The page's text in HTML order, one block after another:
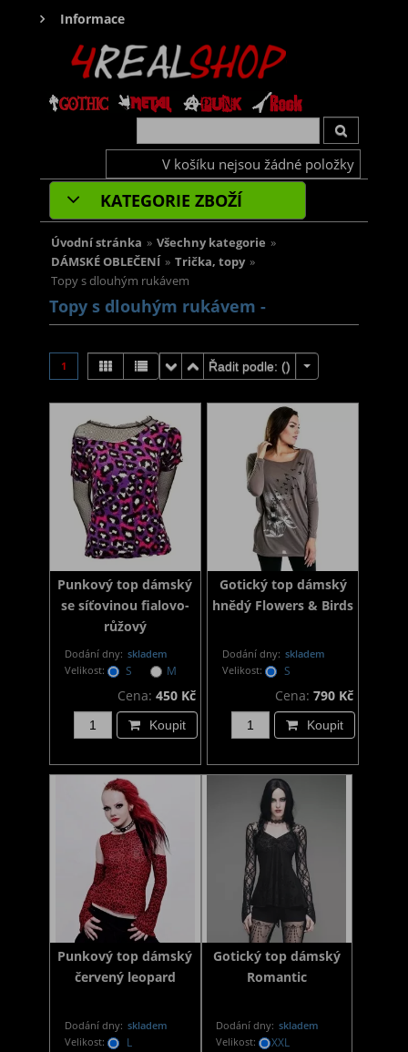
Informace
V košíku nejsou žádné položky
KATEGORIE ZBOŽÍ
Úvodní stránka » Všechny kategorie »
DÁMSKÉ OBLEČENÍ » Trička, topy »
Topy s dlouhým rukávem
Topy s dlouhým rukávem -
1 Řadit podle: ()
Punkový top dámský
se síťovinou fialovo-
růžový
Dodání dny: skladem
Velikost:
S M
Cena: 450 Kč
Koupit
Gotický top dámský
hnědý Flowers & Birds
Dodání dny: skladem
Velikost:
S
Cena: 790 Kč
Koupit
Punkový top dámský
červený leopard
Dodání dny: skladem
Velikost:
L
Gotický top dámský
Romantic
Dodání dny: skladem
Velikost:
XXL